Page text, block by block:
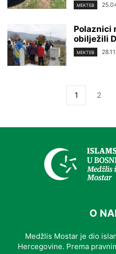
MEKTEB
Polaznici
obilježili
MEKTEB
1 2
O
Medžlis Mostar je dio
Hercegovine. Prema